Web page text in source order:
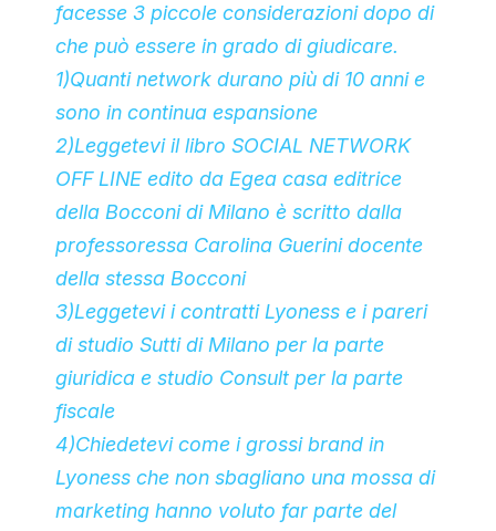
facesse 3 piccole considerazioni dopo di
che può essere in grado di giudicare.
1)Quanti network durano più di 10 anni e
sono in continua espansione
2)Leggetevi il libro SOCIAL NETWORK
OFF LINE edito da Egea casa editrice
della Bocconi di Milano è scritto dalla
professoressa Carolina Guerini docente
della stessa Bocconi
3)Leggetevi i contratti Lyoness e i pareri
di studio Sutti di Milano per la parte
giuridica e studio Consult per la parte
fiscale
4)Chiedetevi come i grossi brand in
Lyoness che non sbagliano una mossa di
marketing hanno voluto far parte del